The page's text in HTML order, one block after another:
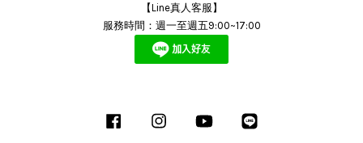
【Line真人客服】
服務時間：週一至週五9:00~17:00
Facebook Instagram YouTube